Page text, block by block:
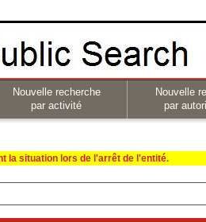
Nouvelle recherche
par activité
Nouvelle
par
la situation lors de l'arrêt de l'entité.